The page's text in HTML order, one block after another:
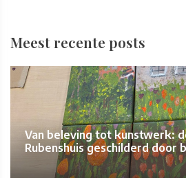
Meest recente posts
Van beleving tot kunstwerk:
Rubenshuis geschilderd door